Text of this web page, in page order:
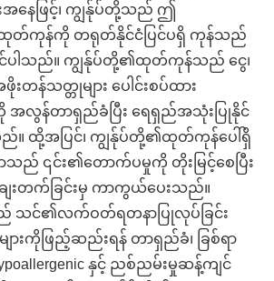
ေဖြင့်၊ ကျွန်ုပ်တို့သည် ဤ
တ်ကုန်ကို တရုတ်နိုင်ငံပြင်ပရှိ ကုန်သည်
ာင်ပါသည်။ ကျွန်ုပ်တို့၏ထုတ်ကုန်သည် ငွေ၊
ဖိုးတန်သတ္တုများ ပေါင်းစပ်ထား
အလွန်တာရှည်ခံပြီး ရေရှည်အသုံးပြုနိုင်
ည်။ ထို့အပြင်၊ ကျွန်ုပ်တို့၏ထုတ်ကုန်ပေါ်ရှိ
ည် ၎င်း၏တောက်ပမှုကို တိုးမြင့်စေပြီး
ချေးတက်ခြင်းမှ ကာကွယ်ပေးသည်။
သင်၏လက်ဝတ်ရတနာပြုလုပ်ခြင်း
ားကိုဖြည့်ဆည်းရန် တာရှည်ခံ၊ ခြစ်ရာ
နှင့် ညစ်ညမ်းမှုဆန့်ကျင်